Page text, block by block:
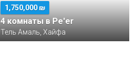
1,750,000 ₪
4 комнаты в Pe'er
Тель Амаль, Хайфа